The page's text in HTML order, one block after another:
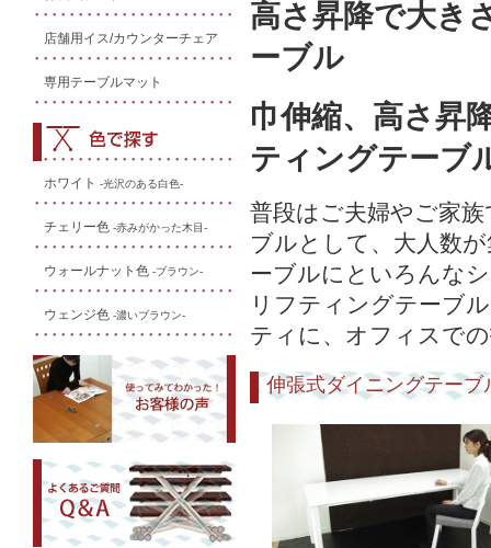
店舗用イス/カウンターチェア
専用テーブルマット
ホワイト -光沢のある白色-
チェリー色 -赤みがかった木目-
ウォールナット色 -ブラウン-
ウェンジ色 -濃いブラウン-
高さ昇降で大き
ーブル
巾伸縮、高さ昇
ティングテーブ
普段はご夫婦やご家
ブルとして、大人数
ーブルにといろんな
リフティングテーブ
ティに、オフィスで
伸張式ダイニングテー